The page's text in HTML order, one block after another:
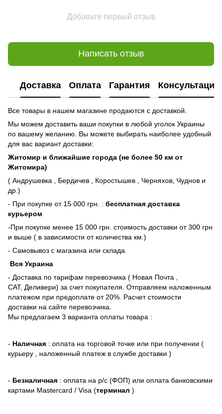
Добавьте первый отзыв
Написать отзыв
Доставка Оплата Гарантия Консультация
Все товары в нашем магазине продаются с доставкой.
Мы можем доставить ваши покупки в любой уголок Украины
по вашему желанию. Вы можете выбирать наиболее удобный
для вас вариант доставки:
Житомир и ближайшие города (не более 50 км от
Житомира)
( Андрушевка , Бердичев , Коростышев , Черняхов, Чуднов и
др.)
- При покупке от 15 000 грн. : бесплатная доставка
курьером
-При покупке менее 15 000 грн. стоимость доставки от 300 грн
и выше ( в зависимости от количества км.)
- Самовывоз с магазина или склада.
Вся Украина
- Доставка по тарифам перевозчика ( Новая Почта ,
САТ, Деливери) за счет покупателя. Отправляем наложенным
платежом при предоплате от 20%. Расчет стоимости
доставки на сайте перевозчика.
Мы предлагаем 3 варианта оплаты товара :
- Наличная : оплата на торговой точке или при получении (
курьеру , наложенный платеж в службе доставки )
- Безналичная : оплата на р/с (ФОП) или оплата банковскими
картами Mastercard / Visa (терминал )